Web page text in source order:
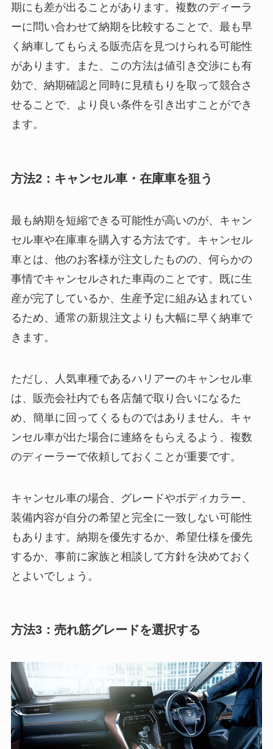
期にも差が出ることがあります。複数のディーラ
ーに問い合わせて納期を比較することで、最も早
く納車してもらえる販売店を見つけられる可能性
があります。また、この方法は値引き交渉にも有
効で、納期確認と同時に見積もりを取って競合さ
せることで、より良い条件を引き出すことができ
ます。
方法2：キャンセル車・在庫車を狙う
最も納期を短縮できる可能性が高いのが、キャン
セル車や在庫車を購入する方法です。キャンセル
車とは、他のお客様が注文したものの、何らかの
事情でキャンセルされた車両のことです。既に生
産が完了しているか、生産予定に組み込まれてい
るため、通常の新規注文よりも大幅に早く納車で
きます。
ただし、人気車種であるハリアーのキャンセル車
は、販売会社内でも各店舗で取り合いになるた
め、簡単に回ってくるものではありません。キャ
ンセル車が出た場合に連絡をもらえるよう、複数
のディーラーで依頼しておくことが重要です。
キャンセル車の場合、グレードやボディカラー、
装備内容が自分の希望と完全に一致しない可能性
もあります。納期を優先するか、希望仕様を優先
するか、事前に家族と相談して方針を決めておく
とよいでしょう。
方法3：売れ筋グレードを選択する